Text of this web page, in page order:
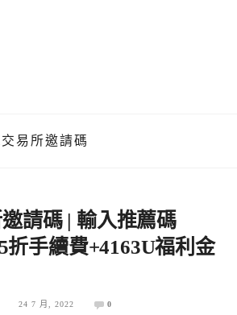
易所邀請碼
請碼 | 輸入推薦碼
折手續費+4163U福利金
24 7 月, 2022 0